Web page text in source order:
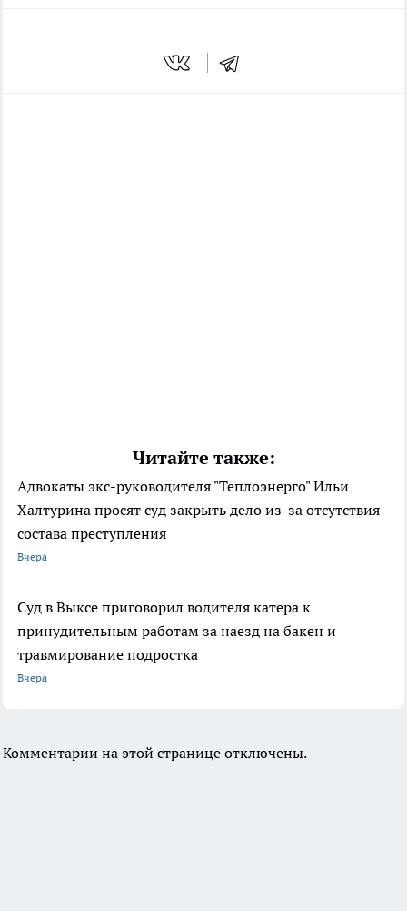
Читайте также:
Адвокаты экс-руководителя "Теплоэнерго" Ильи
Халтурина просят суд закрыть дело из-за отсутствия
состава преступления
Вчера
Суд в Выксе приговорил водителя катера к
принудительным работам за наезд на бакен и
травмирование подростка
Вчера
Комментарии на этой странице отключены.